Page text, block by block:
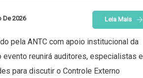
De 2026 Leia Mais
pela ANTC com apoio institucional da
evento reunirá auditores, especialistas e
para discutir o Controle Externo